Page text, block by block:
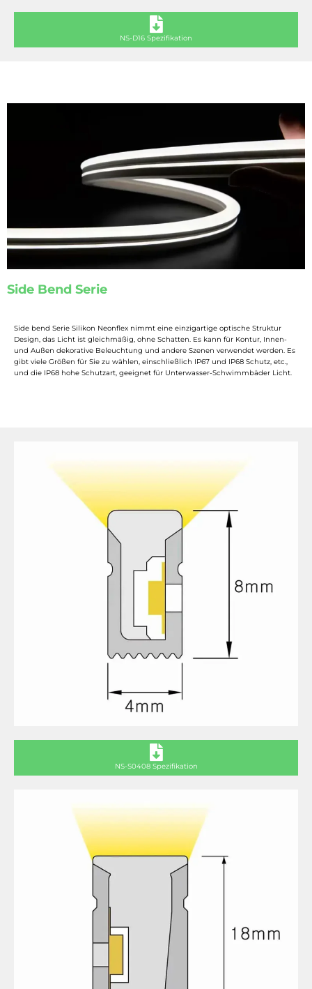
NS-D16 Spezifikation
Side Bend Serie
Side bend Serie Silikon Neonflex nimmt eine einzigartige optische Struktur
Design, das Licht ist gleichmäßig, ohne Schatten. Es kann für Kontur, Innen-
und Außen dekorative Beleuchtung und andere Szenen verwendet werden. Es
gibt viele Größen für Sie zu wählen, einschließlich IP67 und IP68 Schutz, etc.,
und die IP68 hohe Schutzart, geeignet für Unterwasser-Schwimmbäder Licht.
NS-S0408 Spezifikation